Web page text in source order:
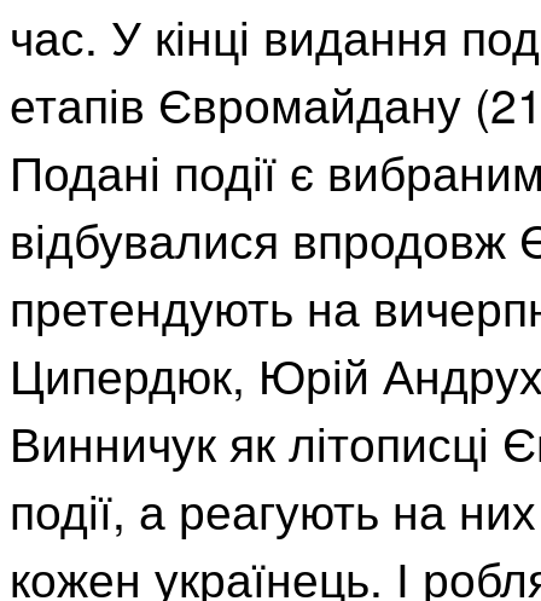
час. У кінці видання
етапів Євромайдану
Подані події є
відбувалися впродовж
претендують на
Ципердюк, Юрій
Винничук як
події, а реагують на
кожен українець. І